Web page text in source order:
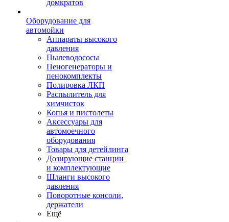
домкратов
Оборудование для
автомойки
Аппараты высокого
давления
Пылеводососы
Пеногенераторы и
пенокомплекты
Полировка ЛКП
Распылитель для
химчисток
Копья и пистолеты
Аксессуары для
автомоечного
оборудования
Товары для детейлинга
Дозирующие станции
и комплектующие
Шланги высокого
давления
Поворотные консоли,
держатели
Ещё